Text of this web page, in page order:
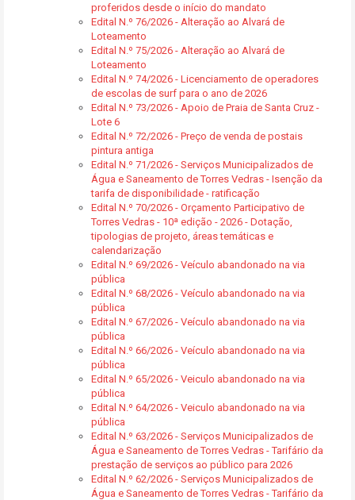
proferidos desde o início do mandato
Edital N.º 76/2026 - Alteração ao Alvará de
Loteamento
Edital N.º 75/2026 - Alteração ao Alvará de
Loteamento
Edital N.º 74/2026 - Licenciamento de operadores
de escolas de surf para o ano de 2026
Edital N.º 73/2026 - Apoio de Praia de Santa Cruz -
Lote 6
Edital N.º 72/2026 - Preço de venda de postais
pintura antiga
Edital N.º 71/2026 - Serviços Municipalizados de
Água e Saneamento de Torres Vedras - Isenção da
tarifa de disponibilidade - ratificação
Edital N.º 70/2026 - Orçamento Participativo de
Torres Vedras - 10ª edição - 2026 - Dotação,
tipologias de projeto, áreas temáticas e
calendarização
Edital N.º 69/2026 - Veículo abandonado na via
pública
Edital N.º 68/2026 - Veículo abandonado na via
pública
Edital N.º 67/2026 - Veículo abandonado na via
pública
Edital N.º 66/2026 - Veículo abandonado na via
pública
Edital N.º 65/2026 - Veiculo abandonado na via
pública
Edital N.º 64/2026 - Veiculo abandonado na via
pública
Edital N.º 63/2026 - Serviços Municipalizados de
Água e Saneamento de Torres Vedras - Tarifário da
prestação de serviços ao público para 2026
Edital N.º 62/2026 - Serviços Municipalizados de
Água e Saneamento de Torres Vedras - Tarifário da